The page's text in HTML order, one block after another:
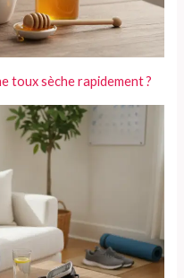
toux sèche rapidement ?